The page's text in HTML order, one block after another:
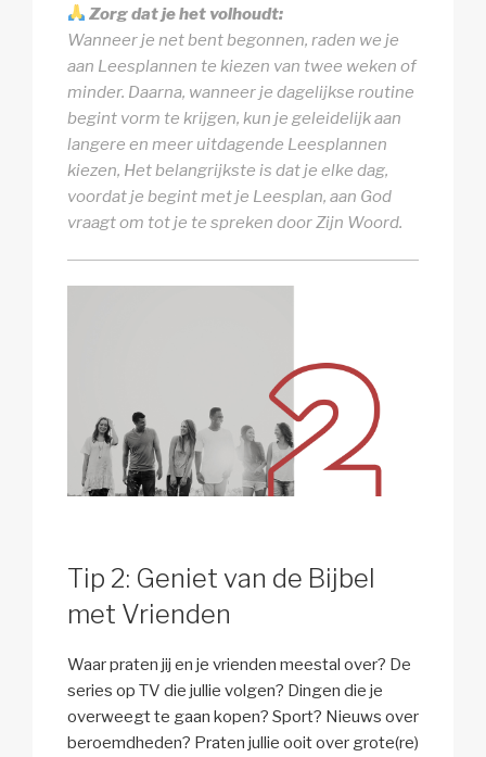
Zorg dat je het volhoudt:
Wanneer je net bent begonnen, raden we je
aan Leesplannen te kiezen van twee weken of
minder. Daarna, wanneer je dagelijkse routine
begint vorm te krijgen, kun je geleidelijk aan
langere en meer uitdagende Leesplannen
kiezen, Het belangrijkste is dat je elke dag,
voordat je begint met je Leesplan, aan God
vraagt om tot je te spreken door Zijn Woord.
Tip 2: Geniet van de Bijbel
met Vrienden
Waar praten jij en je vrienden meestal over? De
series op TV die jullie volgen? Dingen die je
overweegt te gaan kopen? Sport? Nieuws over
beroemdheden? Praten jullie ooit over grote(re)